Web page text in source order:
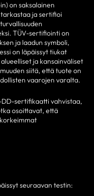
on saksalainen
ja sertifioi
TÜV-sertifiointi on
ja laadun symboli,
on läpäissyt tiukat
ja kansainväliset
siitä, että tuote on
vaarojen varalta.
DD-sertifikaatti vahvistaa,
osoittavat, että
seuraavan testin: